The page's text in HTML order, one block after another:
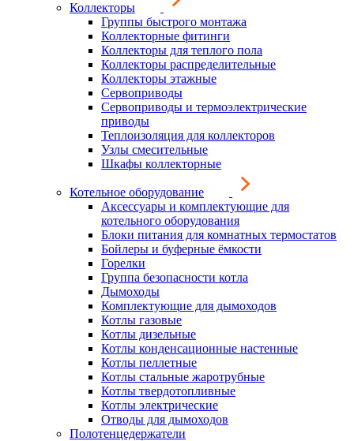
Коллекторы
Группы быстрого монтажа
Коллекторные фитинги
Коллекторы для теплого пола
Коллекторы распределительные
Коллекторы этажные
Сервоприводы
Сервоприводы и термоэлектрические
приводы
Теплоизоляция для коллекторов
Узлы смесительные
Шкафы коллекторные
Котельное оборудование
Аксессуары и комплектующие для
котельного оборудования
Блоки питания для комнатных термостатов
Бойлеры и буферные ёмкости
Горелки
Группа безопасности котла
Дымоходы
Комплектующие для дымоходов
Котлы газовые
Котлы дизельные
Котлы конденсационные настенные
Котлы пеллетные
Котлы стальные жаротрубные
Котлы твердотопливные
Котлы электрические
Отводы для дымоходов
Полотенцедержатели